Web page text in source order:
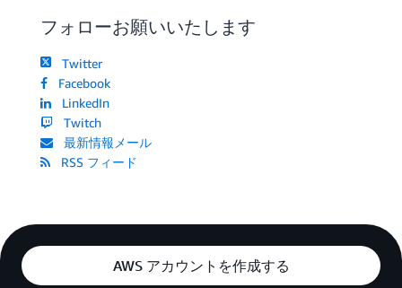
フォローお願いいたします
Twitter
Facebook
LinkedIn
Twitch
最新情報メール
RSS フィード
AWS アカウントを作成する